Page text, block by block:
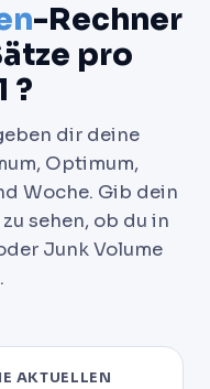
-Rechner
pro
?
dir deine
Optimum,
Woche. Gib dein
sehen, ob du in
Junk Volume
AKTUELLEN